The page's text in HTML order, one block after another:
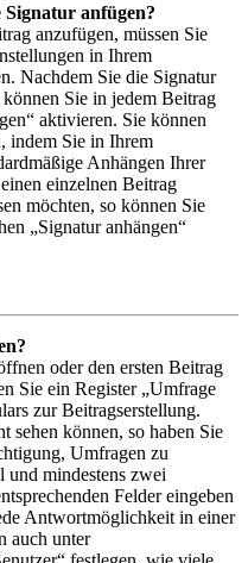
anfügen?
anzufügen, müssen Sie
in Ihrem
Nachdem Sie die Signatur
Sie in jedem Beitrag
aktivieren. Sie können
indem Sie in Ihrem
Anhängen Ihrer
einzelnen Beitrag
möchten, so können Sie
„Signatur anhängen“
oder den ersten Beitrag
Sie ein Register „Umfrage
zur Beitragserstellung.
sehen können, so haben Sie
Umfragen zu
und mindestens zwei
Felder eingeben
Antwortmöglichkeit in einer
auch unter